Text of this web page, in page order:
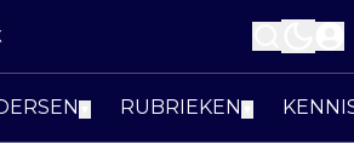
RUBRIEKEN